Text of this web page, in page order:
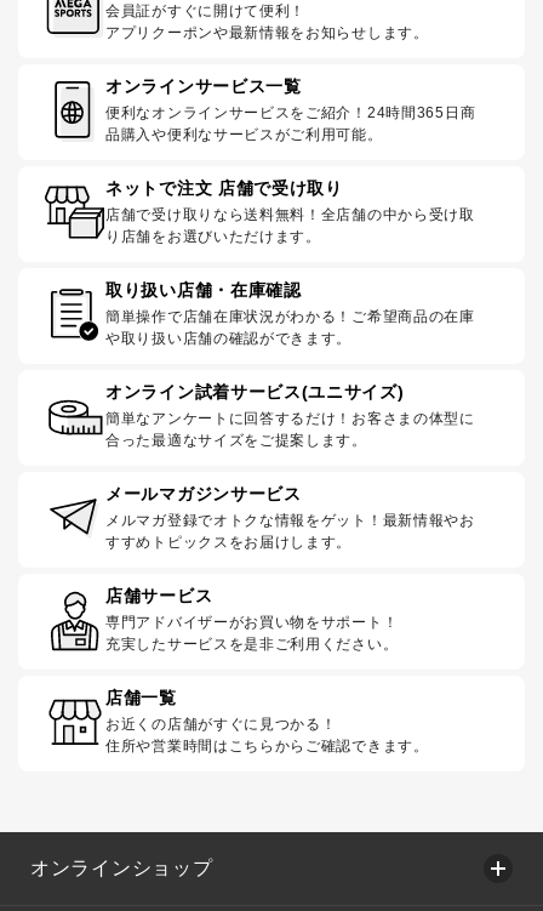
会員証がすぐに開けて便利！
アプリクーポンや最新情報をお知らせします。
オンラインサービス一覧
便利なオンラインサービスをご紹介！24時間365日商
品購入や便利なサービスがご利用可能。
ネットで注文 店舗で受け取り
店舗で受け取りなら送料無料！全店舗の中から受け取
り店舗をお選びいただけます。
取り扱い店舗・在庫確認
簡単操作で店舗在庫状況がわかる！ご希望商品の在庫
や取り扱い店舗の確認ができます。
オンライン試着サービス(ユニサイズ)
簡単なアンケートに回答するだけ！お客さまの体型に
合った最適なサイズをご提案します。
メールマガジンサービス
メルマガ登録でオトクな情報をゲット！最新情報やお
すすめトピックスをお届けします。
店舗サービス
専門アドバイザーがお買い物をサポート！
充実したサービスを是非ご利用ください。
店舗一覧
お近くの店舗がすぐに見つかる！
住所や営業時間はこちらからご確認できます。
オンラインショップ